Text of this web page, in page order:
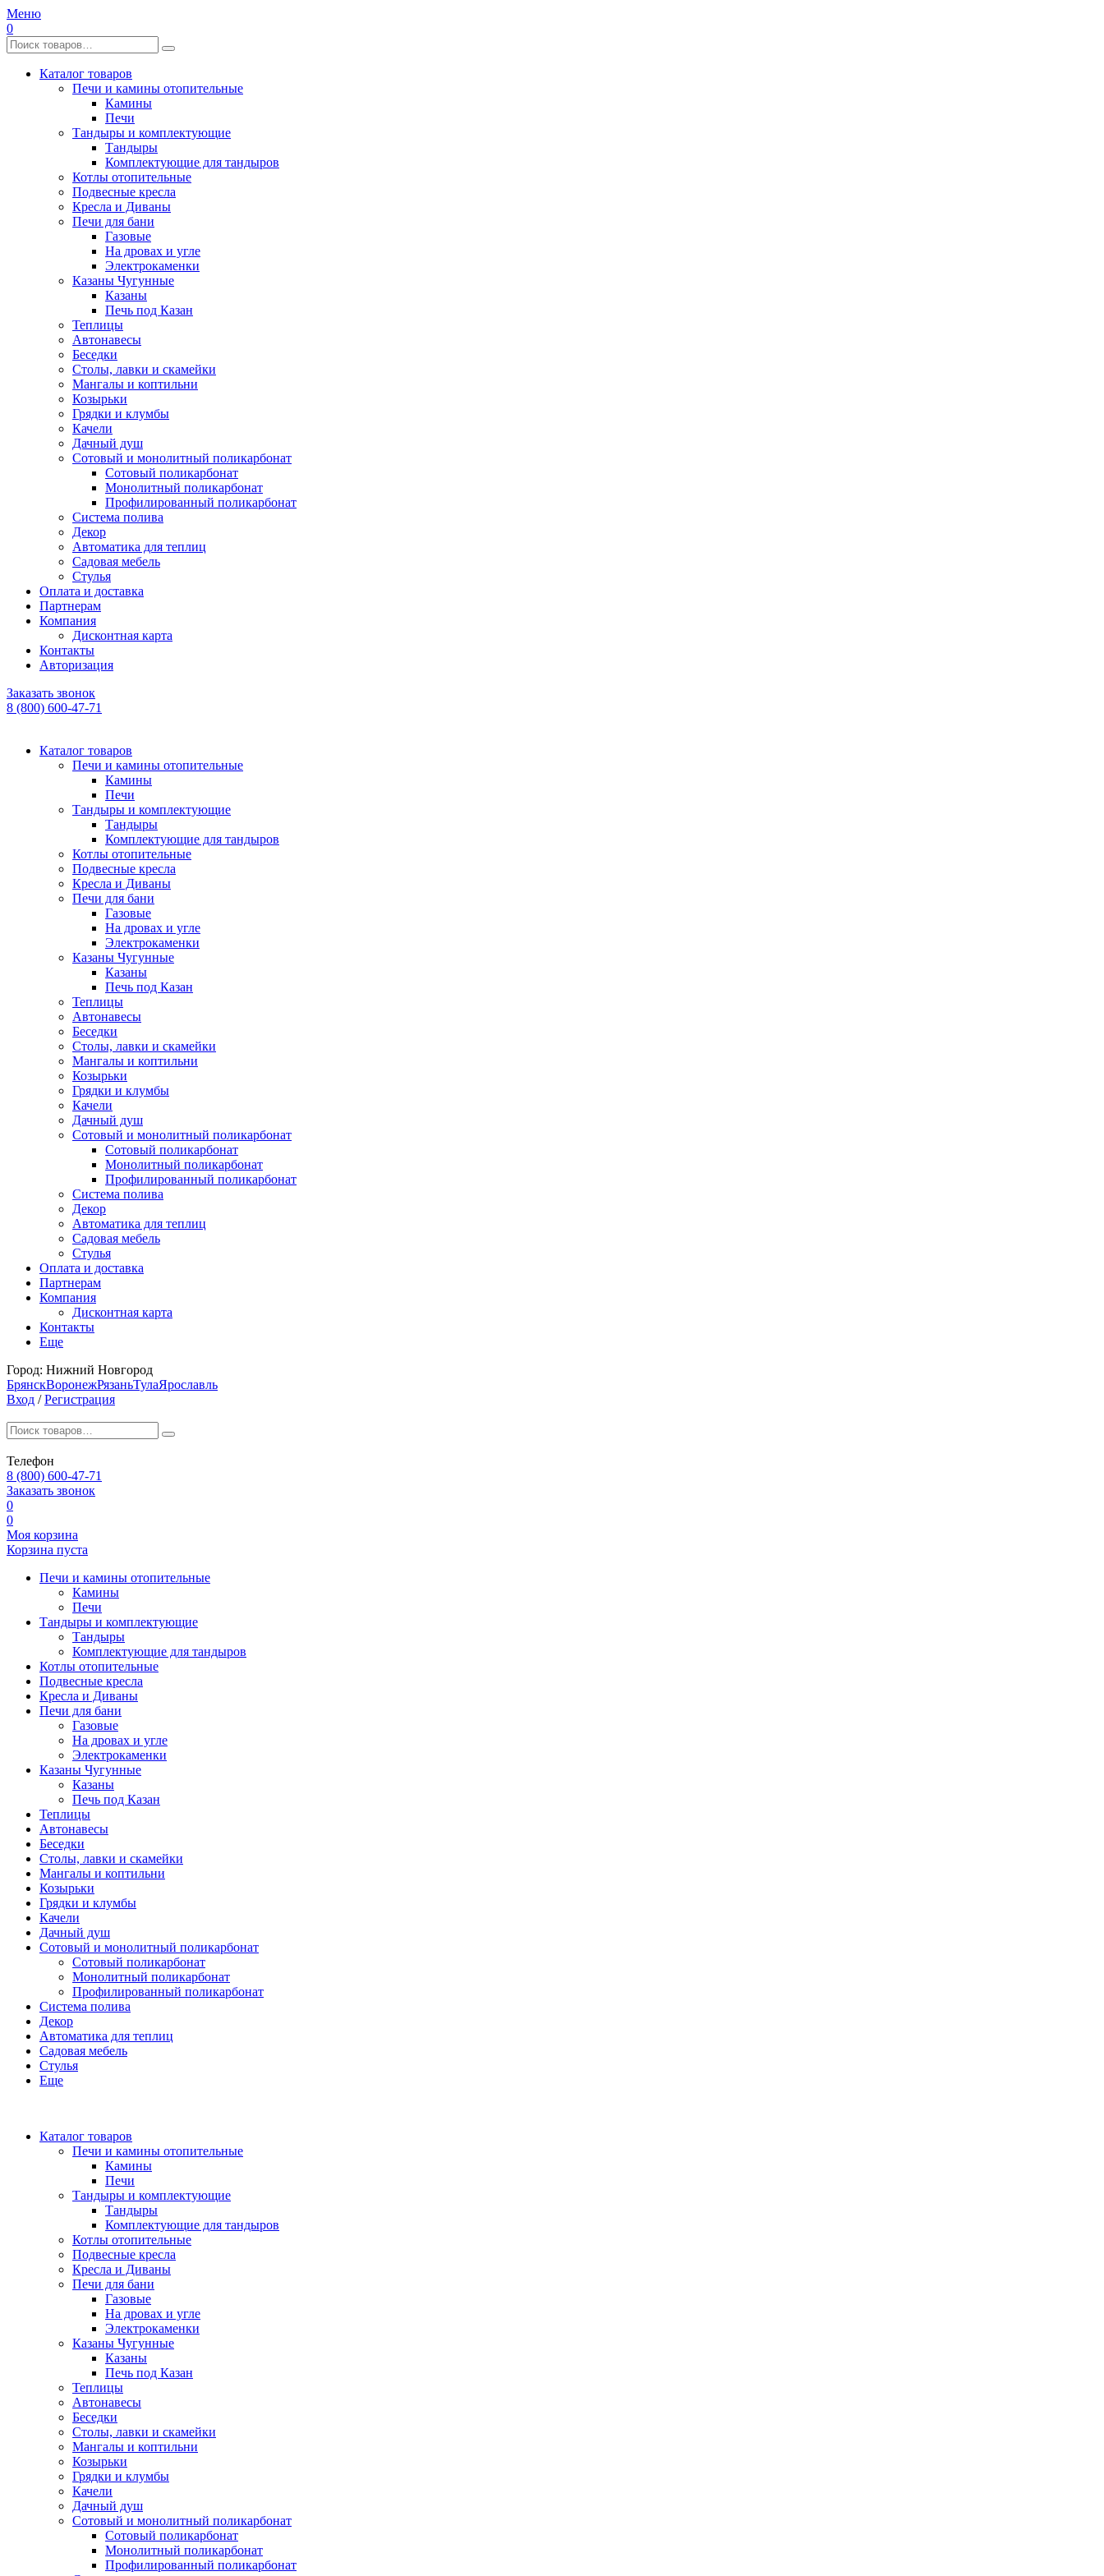
Меню
0
Каталог товаров
Печи и камины отопительные
Камины
Печи
Тандыры и комплектующие
Тандыры
Комплектующие для тандыров
Котлы отопительные
Подвесные кресла
Кресла и Диваны
Печи для бани
Газовые
На дровах и угле
Электрокаменки
Казаны Чугунные
Казаны
Печь под Казан
Теплицы
Автонавесы
Беседки
Столы, лавки и скамейки
Мангалы и коптильни
Козырьки
Грядки и клумбы
Качели
Дачный душ
Сотовый и монолитный поликарбонат
Сотовый поликарбонат
Монолитный поликарбонат
Профилированный поликарбонат
Система полива
Декор
Автоматика для теплиц
Садовая мебель
Стулья
Оплата и доставка
Партнерам
Компания
Дисконтная карта
Контакты
Авторизация
Заказать звонок
8 (800) 600-47-71
Каталог товаров
Печи и камины отопительные
Камины
Печи
Тандыры и комплектующие
Тандыры
Комплектующие для тандыров
Котлы отопительные
Подвесные кресла
Кресла и Диваны
Печи для бани
Газовые
На дровах и угле
Электрокаменки
Казаны Чугунные
Казаны
Печь под Казан
Теплицы
Автонавесы
Беседки
Столы, лавки и скамейки
Мангалы и коптильни
Козырьки
Грядки и клумбы
Качели
Дачный душ
Сотовый и монолитный поликарбонат
Сотовый поликарбонат
Монолитный поликарбонат
Профилированный поликарбонат
Система полива
Декор
Автоматика для теплиц
Садовая мебель
Стулья
Оплата и доставка
Партнерам
Компания
Дисконтная карта
Контакты
Еще
Город: Нижний Новгород
БрянскВоронежРязаньТулаЯрославль
Вход / Регистрация
Телефон
8 (800) 600-47-71
Заказать звонок
0
0
Моя корзина
Корзина пуста
Печи и камины отопительные
Камины
Печи
Тандыры и комплектующие
Тандыры
Комплектующие для тандыров
Котлы отопительные
Подвесные кресла
Кресла и Диваны
Печи для бани
Газовые
На дровах и угле
Электрокаменки
Казаны Чугунные
Казаны
Печь под Казан
Теплицы
Автонавесы
Беседки
Столы, лавки и скамейки
Мангалы и коптильни
Козырьки
Грядки и клумбы
Качели
Дачный душ
Сотовый и монолитный поликарбонат
Сотовый поликарбонат
Монолитный поликарбонат
Профилированный поликарбонат
Система полива
Декор
Автоматика для теплиц
Садовая мебель
Стулья
Еще
Каталог товаров
Печи и камины отопительные
Камины
Печи
Тандыры и комплектующие
Тандыры
Комплектующие для тандыров
Котлы отопительные
Подвесные кресла
Кресла и Диваны
Печи для бани
Газовые
На дровах и угле
Электрокаменки
Казаны Чугунные
Казаны
Печь под Казан
Теплицы
Автонавесы
Беседки
Столы, лавки и скамейки
Мангалы и коптильни
Козырьки
Грядки и клумбы
Качели
Дачный душ
Сотовый и монолитный поликарбонат
Сотовый поликарбонат
Монолитный поликарбонат
Профилированный поликарбонат